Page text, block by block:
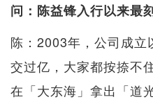
问：陈益锋入行以来最
陈：2003年，公司成
交过亿，大家都按捺不
在「大东海」拿出「道